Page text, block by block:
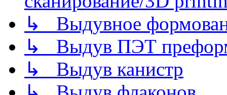
↳ Выдувное
↳ Выдув ПЭТ
↳ Выдув канистр